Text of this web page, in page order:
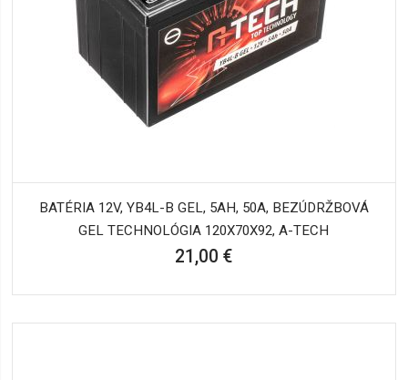
BATÉRIA 12V, YB4L-B GEL, 5AH, 50A, BEZÚDRŽBOVÁ
GEL TECHNOLÓGIA 120X70X92, A-TECH
21,00 €